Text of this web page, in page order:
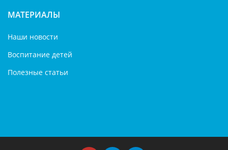
МАТЕРИАЛЫ
Наши новости
Воспитание детей
Полезные статьи